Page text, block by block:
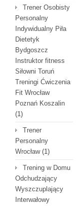
Trener Osobisty
Personalny
Indywidualny Piła
Dietetyk
Bydgoszcz
Instruktor fitness
Siłowni Toruń
Treningi Ćwiczenia
Fit Wrocław
Poznań Koszalin
(1)
Trener
Personalny
Wrocław(1)
Trening w Domu
Odchudzający
Wyszczuplający
Interwałowy